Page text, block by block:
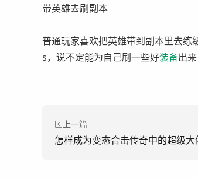
带英雄去刷副本
普通玩家喜欢把英雄带到副本里去
s，说不定能为自己刷一些好装备出
上一篇